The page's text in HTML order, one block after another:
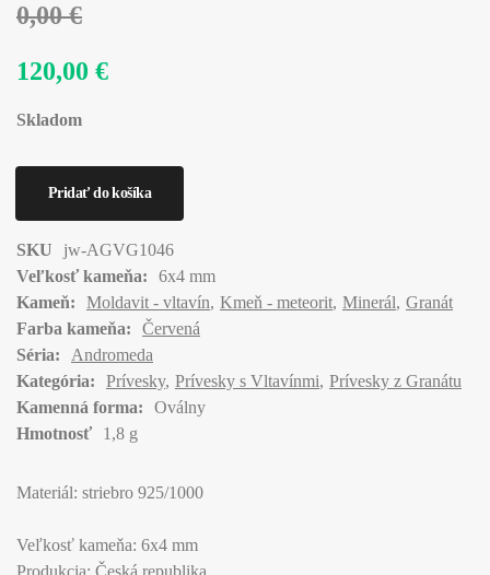
0,00 €
120,00 €
Skladom
SKU
jw-AGVG1046
Veľkosť kameňa:
6x4 mm
Kameň:
Moldavit - vltavín Kmeň - meteorit Minerál Granát
Farba kameňa:
Červená
Séria:
Andromeda
Kategória:
Prívesky Prívesky s Vltavínmi Prívesky z Granátu
Kamenná forma:
Oválny
Hmotnosť
1,8 g
Materiál: striebro 925/1000
Veľkosť kameňa: 6x4 mm
Produkcia: Česká republika